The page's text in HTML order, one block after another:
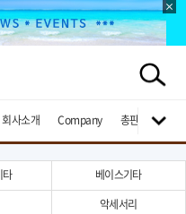
회사소개 Company 총판브랜드
타
베이스기타
악세서리